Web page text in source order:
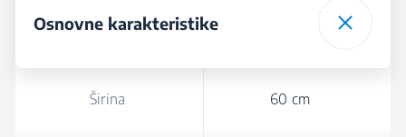
Osnovne karakteristike
Širina 60 cm